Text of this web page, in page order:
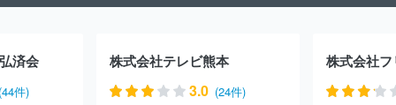
済会
件)
株式会社テレビ熊本
3.0 (24件)